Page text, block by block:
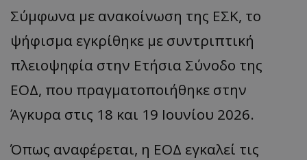
Σύμφωνα με ανακοίνωση της ΕΣΚ, το
ψήφισμα εγκρίθηκε με συντριπτική
πλειοψηφία στην Ετήσια Σύνοδο της
ΕΟΔ, που πραγματοποιήθηκε στην
Άγκυρα στις 18 και 19 Ιουνίου 2026.
Όπως αναφέρεται, η ΕΟΔ εγκαλεί τις